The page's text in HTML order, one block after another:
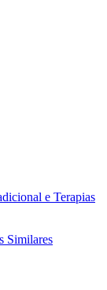
e Terapias
Similares